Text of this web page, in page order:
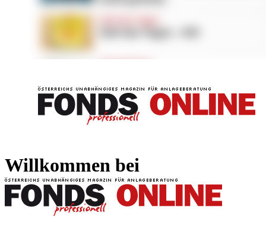
Willkommen bei